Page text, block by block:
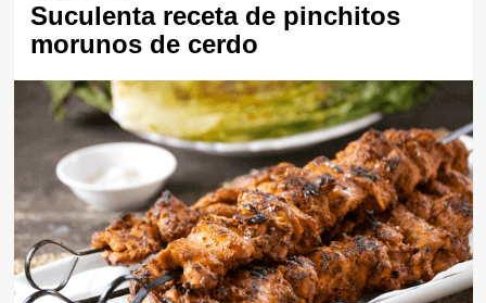
Suculenta receta de pinchitos
morunos de cerdo